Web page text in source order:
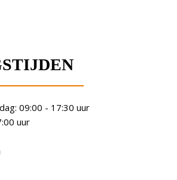
09:00 - 17:30 uur
uur